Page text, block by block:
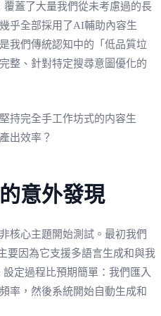
蓋了大量我們從未考慮過的長
乎全部採用了AI輔助內容生
我們傳統認知中的「低品質垃
整、針對特定搜尋意圖優化的
持完全手工作坊式的内容生
出效率？
意外發現
核心主題開始測試。最初我們
要因為它支援多語言生成和與我
設定過程比預期簡單：我們匯入
率，然後系統開始自動生成和